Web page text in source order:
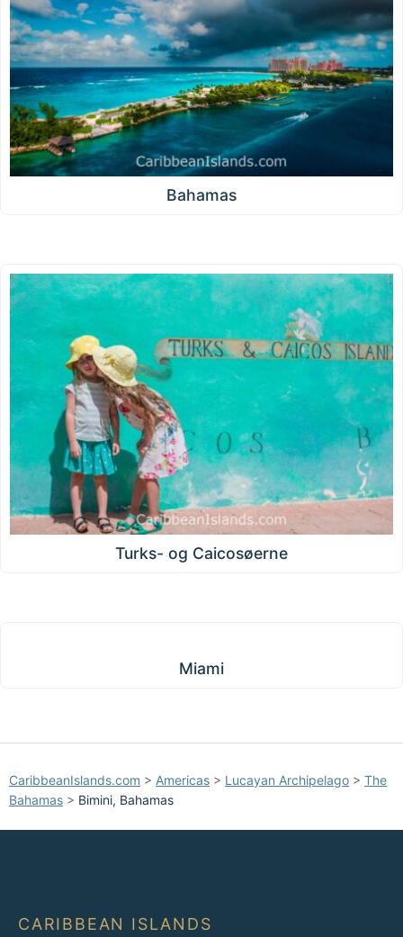
Bahamas
Turks- og Caicosøerne
Miami
CaribbeanIslands.com > Americas > Lucayan Archipelago > The
Bahamas > Bimini, Bahamas
CARIBBEAN ISLANDS